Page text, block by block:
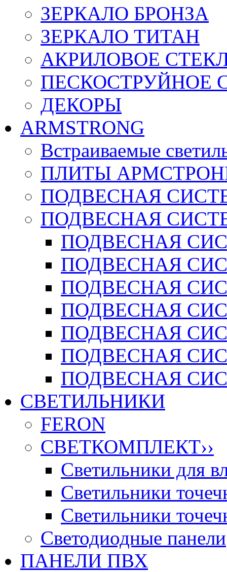
ЗЕРКАЛО БРОНЗА
ЗЕРКАЛО ТИТАН
АКРИЛОВОЕ
ПЕСКОСТРУЙНОЕ
ДЕКОРЫ
ARMSTRONG
Встраиваемые
ПЛИТЫ
ПОДВЕСНАЯ
ПОДВЕСНАЯ
ПОДВЕСНАЯ
ПОДВЕСНАЯ
ПОДВЕСНАЯ
ПОДВЕСНАЯ
ПОДВЕСНАЯ
ПОДВЕСНАЯ
ПОДВЕСНАЯ
СВЕТИЛЬНИКИ
FERON
СВЕТКОМПЛЕКТ››
Светильники для
Светильники
Светильники
Светодиодные панели
ПАНЕЛИ ПВХ